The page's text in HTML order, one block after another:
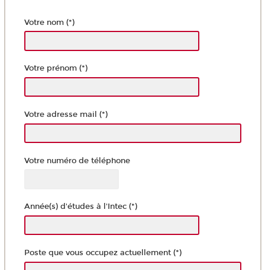
Votre nom (*)
Votre prénom (*)
Votre adresse mail (*)
Votre numéro de téléphone
Année(s) d'études à l'Intec (*)
Poste que vous occupez actuellement (*)